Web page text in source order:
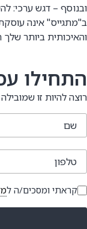
ובנוסף – דגש ערכי:
ב"מתגייס" אינה
והאיכותית ביותר שלך
התחילו
רוצה להיות זו
שם
טלפון
קראתי ומסכים/ה ל